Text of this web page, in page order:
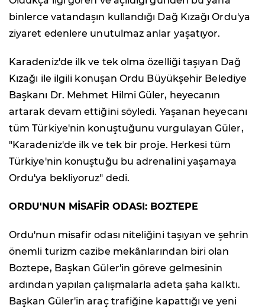
binlerce vatandaşın kullandığı Dağ Kızağı Ordu'ya
ziyaret edenlere unutulmaz anlar yaşatıyor.
Karadeniz'de ilk ve tek olma özelliği taşıyan Dağ
Kızağı ile ilgili konuşan Ordu Büyükşehir Belediye
Başkanı Dr. Mehmet Hilmi Güler, heyecanın
artarak devam ettiğini söyledi. Yaşanan heyecanı
tüm Türkiye'nin konuştuğunu vurgulayan Güler,
"Karadeniz'de ilk ve tek bir proje. Herkesi tüm
Türkiye'nin konuştuğu bu adrenalini yaşamaya
Ordu'ya bekliyoruz" dedi.
ORDU'NUN MİSAFİR ODASI: BOZTEPE
Ordu'nun misafir odası niteliğini taşıyan ve şehrin
önemli turizm cazibe mekânlarından biri olan
Boztepe, Başkan Güler'in göreve gelmesinin
ardından yapılan çalışmalarla adeta şaha kalktı.
Başkan Güler'in araç trafiğine kapattığı ve yeni